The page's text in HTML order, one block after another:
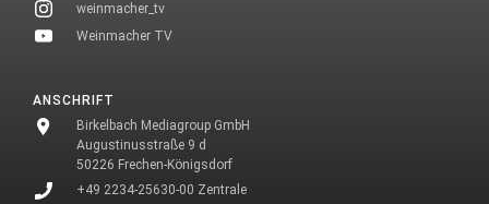
ANSCHRIFT
Birkelbach Mediagroup GmbH
Augustinusstraße 9 d
50226 Frechen-Königsdorf
+49 2234-25630-00 Zentrale
weinmacher_tv
Weinmacher TV